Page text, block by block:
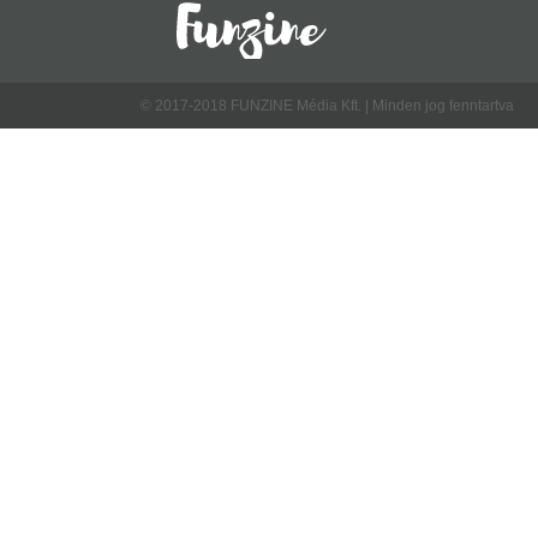
© 2017-2018 FUNZINE Média Kft. | Minden jog fenntartva